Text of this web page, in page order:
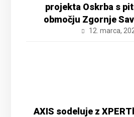
projekta Oskrba s
območju Zgornje
12. marca,
AXIS sodeluje z